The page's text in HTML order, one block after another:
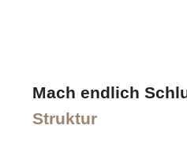
Mach endlich
Struktur